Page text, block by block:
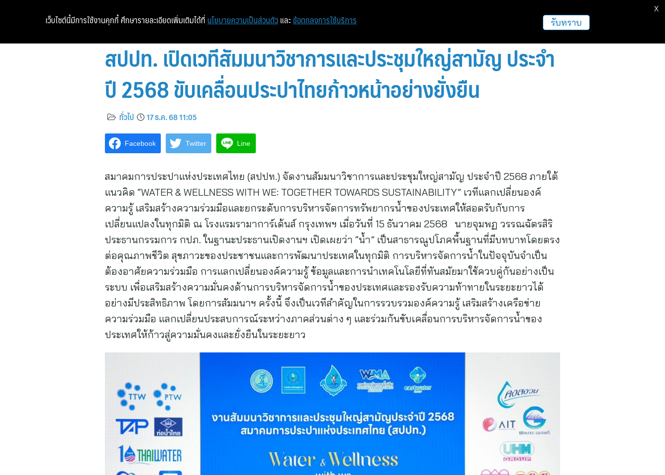
หน้าแรก ท่องเที่ยว ฝากข่าวประชาสัมพันธ์
สปปท. เปิดเวทีสัมมนาวิชาการและประชุมใหญ่สามัญ ประจำ
ปี 2568 ขับเคลื่อนประปาไทยก้าวหน้าอย่างยั่งยืน
ทั่วไป 17 ธ.ค. 68 11:05
Facebook Twitter Line
สมาคมการประปาแห่งประเทศไทย (สปปท.) จัดงานสัมมนาวิชาการและประชุมใหญ่สามัญ ประจำปี 2568 ภายใต้
แนวคิด “WATER & WELLNESS WITH WE: TOGETHER TOWARDS SUSTAINABILITY” เวทีแลกเปลี่ยนองค์
ความรู้ เสริมสร้างความร่วมมือและยกระดับการบริหารจัดการทรัพยากรน้ำของประเทศให้สอดรับกับการ
เปลี่ยนแปลงในทุกมิติ ณ โรงแรมรามาการ์เด้นส์ กรุงเทพฯ เมื่อวันที่ 15 ธันวาคม 2568 นายจุมพฏ วรรณฉัตรสิริ
ประธานกรรมการ กปภ. ในฐานะประธานเปิดงานฯ เปิดเผยว่า “น้ำ” เป็นสาธารณูปโภคพื้นฐานที่มีบทบาทโดยตรง
ต่อคุณภาพชีวิต สุขภาวะของประชาชนและการพัฒนาประเทศในทุกมิติ การบริหารจัดการน้ำในปัจจุบันจำเป็น
ต้องอาศัยความร่วมมือ การแลกเปลี่ยนองค์ความรู้ ข้อมูลและการนำเทคโนโลยีที่ทันสมัยมาใช้ควบคู่กันอย่างเป็น
ระบบ เพื่อเสริมสร้างความมั่นคงด้านการบริหารจัดการน้ำของประเทศและรองรับความท้าทายในระยะยาวได้
อย่างมีประสิทธิภาพ โดยการสัมมนาฯ ครั้งนี้ จึงเป็นเวทีสำคัญในการรวบรวมองค์ความรู้ เสริมสร้างเครือข่าย
ความร่วมมือ แลกเปลี่ยนประสบการณ์ระหว่างภาคส่วนต่าง ๆ และร่วมกันขับเคลื่อนการบริหารจัดการน้ำของ
ประเทศให้ก้าวสู่ความมั่นคงและยั่งยืนในระยะยาว
เว็บไซต์นี้มีการใช้งานคุกกี้ ศึกษารายละเอียดเพิ่มเติมได้ที่ นโยบายความเป็นส่วนตัว และ ข้อตกลงการใช้บริการ รับทราบ
X